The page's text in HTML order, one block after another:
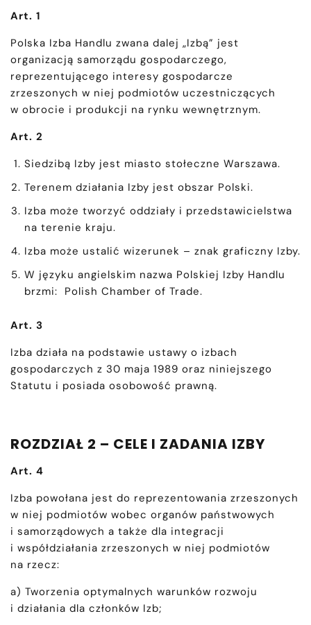
Art. 1
Polska Izba Handlu zwana dalej „Izbą” jest
organizacją samorządu gospodarczego,
reprezentującego interesy gospodarcze
zrzeszonych w niej podmiotów uczestniczących
w obrocie i produkcji na rynku wewnętrznym.
Art. 2
Siedzibą Izby jest miasto stołeczne Warszawa.
Terenem działania Izby jest obszar Polski.
Izba może tworzyć oddziały i przedstawicielstwa
na terenie kraju.
Izba może ustalić wizerunek – znak graficzny Izby.
W języku angielskim nazwa Polskiej Izby Handlu
brzmi: Polish Chamber of Trade.
Art. 3
Izba działa na podstawie ustawy o izbach
gospodarczych z 30 maja 1989 oraz niniejszego
Statutu i posiada osobowość prawną.
ROZDZIAŁ 2 – CELE I ZADANIA IZBY
Art. 4
Izba powołana jest do reprezentowania zrzeszonych
w niej podmiotów wobec organów państwowych
i samorządowych a także dla integracji
i współdziałania zrzeszonych w niej podmiotów
na rzecz:
a) Tworzenia optymalnych warunków rozwoju
i działania dla członków Izb;